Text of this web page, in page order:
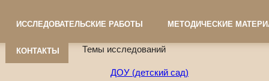
ИССЛЕДОВАТЕЛЬСКИЕ РАБОТЫ МЕТОДИЧЕСКИЕ
КОНТАКТЫ Темы исследований
ДОУ (детский сад)